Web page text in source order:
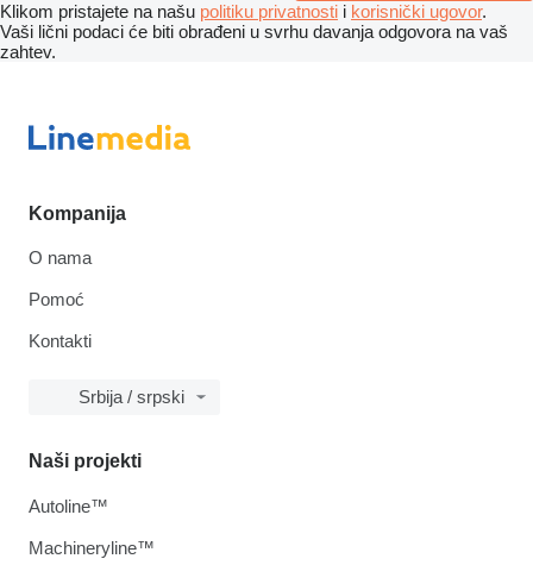
Klikom pristajete na našu politiku privatnosti i korisnički ugovor.
Vaši lični podaci će biti obrađeni u svrhu davanja odgovora na vaš
zahtev.
Kompanija
O nama
Pomoć
Kontakti
Srbija / srpski
Naši projekti
Autoline™
Machineryline™